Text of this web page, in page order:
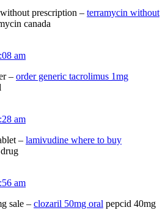
prescription – terramycin without
canada
am
– order generic tacrolimus 1mg
am
– lamivudine where to buy
am
sale – clozaril 50mg oral pepcid 40mg